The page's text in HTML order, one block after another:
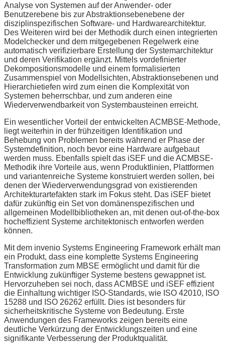
Analyse von Systemen auf der Anwender- oder
Benutzerebene bis zur Abstraktionsebenebene der
disziplinspezifischen Software- und Hardwarearchitektur.
Des Weiteren wird bei der Methodik durch einen integrierten
Modelchecker und dem mitgegebenen Regelwerk eine
automatisch verifizierbare Erstellung der Systemarchitektur
und deren Verifikation ergänzt. Mittels vordefinierter
Dekompositionsmodelle und einem formalisierten
Zusammenspiel von Modellsichten, Abstraktionsebenen und
Hierarchietiefen wird zum einen die Komplexität von
Systemen beherrschbar, und zum anderen eine
Wiederverwendbarkeit von Systembausteinen erreicht.
Ein wesentlicher Vorteil der entwickelten ACMBSE-Methode,
liegt weiterhin in der frühzeitigen Identifikation und
Behebung von Problemen bereits während er Phase der
Systemdefinition, noch bevor eine Hardware aufgebaut
werden muss. Ebenfalls spielt das iSEF und die ACMBSE-
Methodik ihre Vorteile aus, wenn Produktlinien, Plattformen
und variantenreiche Systeme konstruiert werden sollen, bei
denen der Wiederverwendungsgrad von existierenden
Architekturartefakten stark im Fokus steht. Das iSEF bietet
dafür zukünftig ein Set von domänenspezifischen und
allgemeinen Modellbibliotheken an, mit denen out-of-the-box
hocheffizient Systeme architektonisch entworfen werden
können.
Mit dem invenio Systems Engineering Framework erhält man
ein Produkt, dass eine komplette Systems Engineering
Transformation zum MBSE ermöglicht und damit für die
Entwicklung zukünftiger Systeme bestens gewappnet ist.
Hervorzuheben sei noch, dass ACMBSE und iSEF effizient
die Einhaltung wichtiger ISO-Standards, wie ISO 42010, ISO
15288 und ISO 26262 erfüllt. Dies ist besonders für
sicherheitskritische Systeme von Bedeutung. Erste
Anwendungen des Frameworks zeigen bereits eine
deutliche Verkürzung der Entwicklungszeiten und eine
signifikante Verbesserung der Produktqualität.